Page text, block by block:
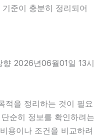
준이 충분히 정리되어
2026년06월01일 13시
적을 정리하는 것이 필요
순히 정보를 확인하려는
용이나 조건을 비교하려